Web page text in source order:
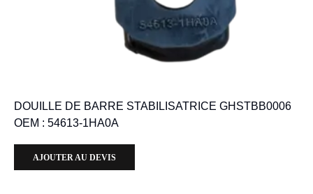
DOUILLE DE BARRE STABILISATRICE GHSTBB0006
OEM : 54613-1HA0A
AJOUTER AU DEVIS